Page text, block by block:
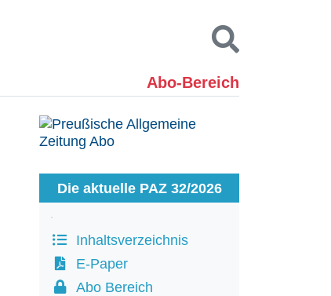
Abo-Bereich
Kontakt
Die aktuelle PAZ 32/2026
Inhaltsverzeichnis
E-Paper
Abo Bereich